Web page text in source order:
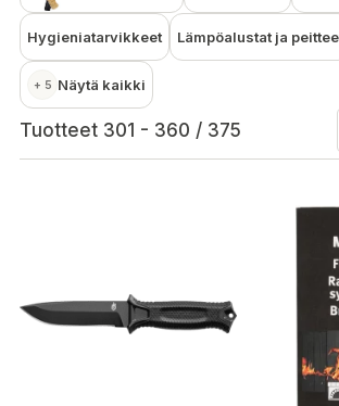
Hygieniatarvikkeet Lämpöalustat ja
+ 5 Näytä kaikki
Tuotteet 301 - 360 / 375